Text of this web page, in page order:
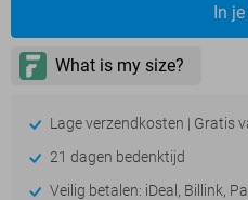
In
Lage verzendkosten | Gratis
21 dagen bedenktijd
Veilig betalen: iDeal, Billink,